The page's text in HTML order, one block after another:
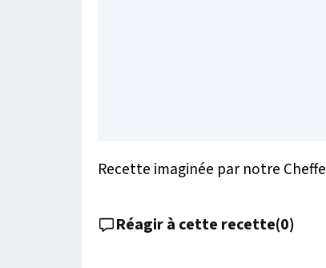
Recette imaginée par notre Cheffe
Réagir à cette recette(0)